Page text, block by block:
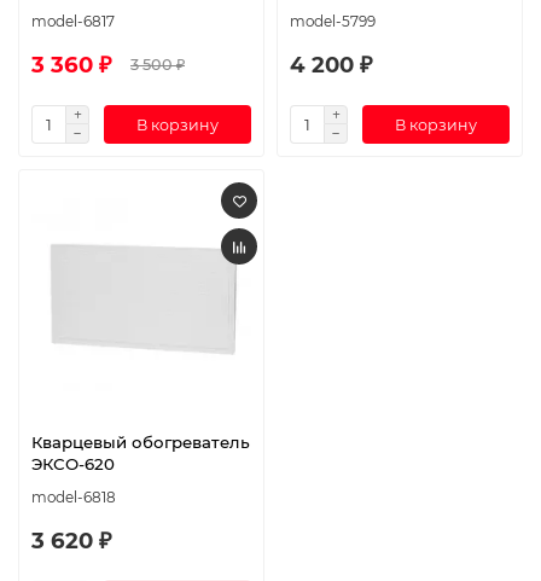
model-6817
3 360 ₽ 3 500 ₽
В корзину
model-5799
4 200 ₽
В корзину
Кварцевый обогреватель
ЭКСО-620
model-6818
3 620 ₽